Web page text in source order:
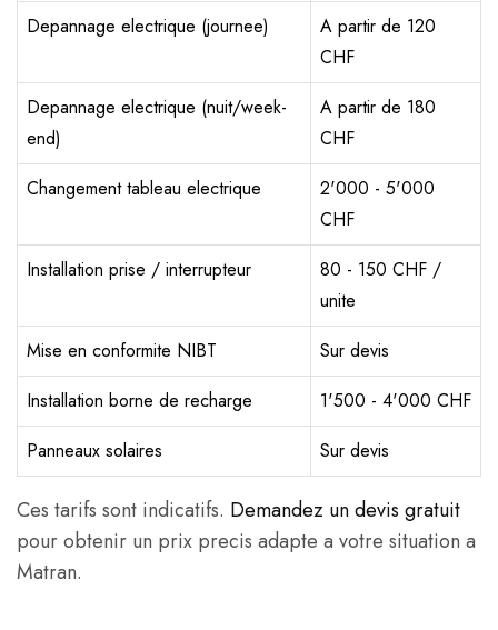
Depannage electrique (journee)
A partir de 120
CHF
Depannage electrique (nuit/week-
end)
A partir de 180
CHF
Changement tableau electrique
2'000 - 5'000
CHF
Installation prise / interrupteur
80 - 150 CHF /
unite
Mise en conformite NIBT
Sur devis
Installation borne de recharge
1'500 - 4'000 CHF
Panneaux solaires
Sur devis
Ces tarifs sont indicatifs. Demandez un devis gratuit
pour obtenir un prix precis adapte a votre situation a
Matran.